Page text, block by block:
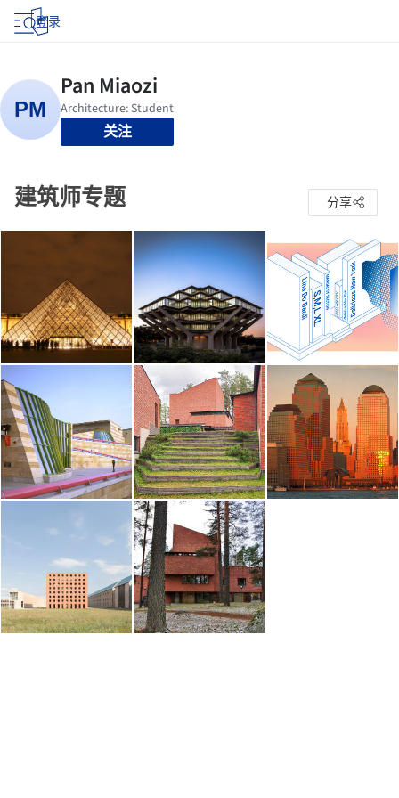
登录
关注
建筑师专题 分享